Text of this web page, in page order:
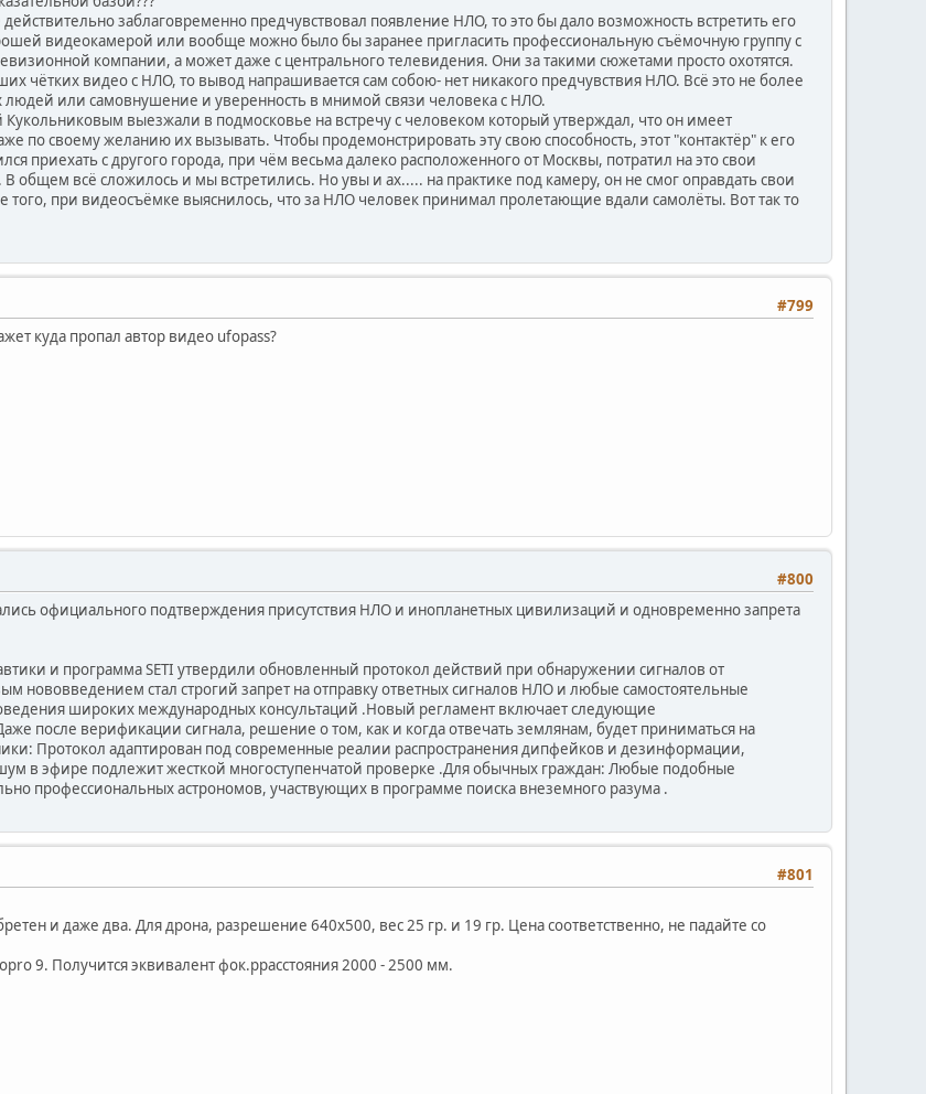
заблаговременно предчувствовал появление НЛО, то это бы дало возможность встретить его
видеокамерой или вообще можно было бы заранее пригласить профессиональную съёмочную группу с
компании, а может даже с центрального телевидения. Они за такими сюжетами просто охотятся.
чётких видео с НЛО, то вывод напрашивается сам собою- нет никакого предчувствия НЛО. Всё это не более
людей или самовнушение и уверенность в мнимой связи человека с НЛО.
Кукольниковым выезжали в подмосковье на встречу с человеком который утверждал, что он имеет
по своему желанию их вызывать. Чтобы продемонстрировать эту свою способность, этот "контактёр" к его
приехать с другого города, при чём весьма далеко расположенного от Москвы, потратил на это свои
общем всё сложилось и мы встретились. Но увы и ах..... на практике под камеру, он не смог оправдать свои
того, при видеосъёмке выяснилось, что за НЛО человек принимал пролетающие вдали самолёты. Вот так то
#799
куда пропал автор видео ufopass?
#800
официального подтверждения присутствия НЛО и инопланетных цивилизаций и одновременно запрета
и программа SETI утвердили обновленный протокол действий при обнаружении сигналов от
нововведением стал строгий запрет на отправку ответных сигналов НЛО и любые самостоятельные
широких международных консультаций .Новый регламент включает следующие
после верификации сигнала, решение о том, как и когда отвечать землянам, будет приниматься на
Протокол адаптирован под современные реалии распространения дипфейков и дезинформации,
в эфире подлежит жесткой многоступенчатой проверке .Для обычных граждан: Любые подобные
профессиональных астрономов, участвующих в программе поиска внеземного разума .
#801
и даже два. Для дрона, разрешение 640х500, вес 25 гр. и 19 гр. Цена соответственно, не падайте со
9. Получится эквивалент фок.ррасстояния 2000 - 2500 мм.